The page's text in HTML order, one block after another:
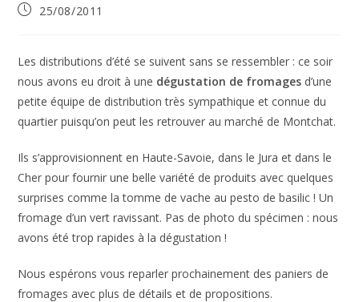
Publication
25/08/2011
Les distributions d’été se suivent sans se ressembler : ce soir
nous avons eu droit à une dégustation de fromages d’une
petite équipe de distribution très sympathique et connue du
quartier puisqu’on peut les retrouver au marché de Montchat.
Ils s’approvisionnent en Haute-Savoie, dans le Jura et dans le
Cher pour fournir une belle variété de produits avec quelques
surprises comme la tomme de vache au pesto de basilic ! Un
fromage d’un vert ravissant. Pas de photo du spécimen : nous
avons été trop rapides à la dégustation !
Nous espérons vous reparler prochainement des paniers de
fromages avec plus de détails et de propositions.